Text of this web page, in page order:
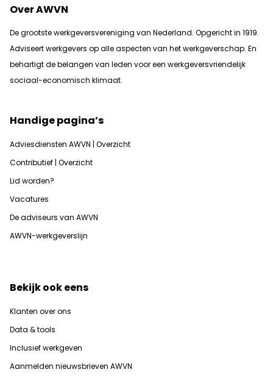
Over AWVN
De grootste werkgeversvereniging van Nederland. Opgericht in 1919.
Adviseert werkgevers op alle aspecten van het werkgeverschap. En
behartigt de belangen van leden voor een werkgeversvriendelijk
sociaal-economisch klimaat.
Handige pagina’s
Adviesdiensten AWVN | Overzicht
Contributief | Overzicht
Lid worden?
Vacatures
De adviseurs van AWVN
AWVN-werkgeverslijn
Bekijk ook eens
Klanten over ons
Data & tools
Inclusief werkgeven
Aanmelden nieuwsbrieven AWVN